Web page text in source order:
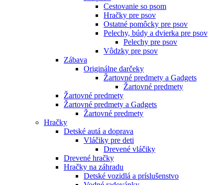
Cestovanie so psom
Hračky pre psov
Ostatné pomôcky pre psov
Pelechy, búdy a dvierka pre psov
Pelechy pre psov
Vôdzky pre psov
Zábava
Originálne darčeky
Žartovné predmety a Gadgets
Žartovné predmety
Žartovné predmety
Žartovné predmety a Gadgets
Žartovné predmety
Hračky
Detské autá a doprava
Vláčiky pre deti
Drevené vláčiky
Drevené hračky
Hračky na záhradu
Detské vozidlá a príslušenstvo